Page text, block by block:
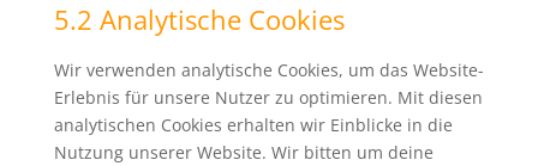
5.2 Analytische Cookies
Wir verwenden analytische Cookies, um das Website-
Erlebnis für unsere Nutzer zu optimieren. Mit diesen
analytischen Cookies erhalten wir Einblicke in die
Nutzung unserer Website. Wir bitten um deine